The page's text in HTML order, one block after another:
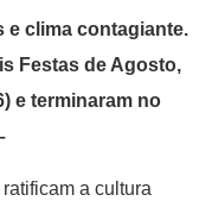
e clima contagiante.
Festas de Agosto,
e terminaram no
a cultura